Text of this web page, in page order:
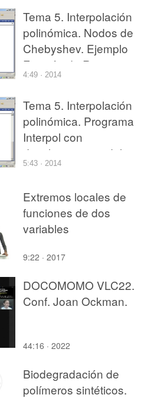
Tema 5. Interpolación
polinómica. Nodos de
Chebyshev. Ejemplo
Función de Runge con
nodos de Chebyshev.
4:49 · 2014
Tema 5. Interpolación
polinómica. Programa
Interpol con
desplazamiento del
origen. Error de
5:43 · 2014
Extremos locales de
funciones de dos
variables
9:22 · 2017
DOCOMOMO VLC22.
Conf. Joan Ockman.
44:16 · 2022
Biodegradación de
polímeros sintéticos.